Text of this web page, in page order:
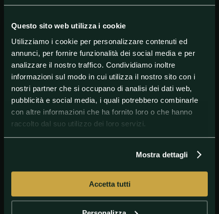
Questo sito web utilizza i cookie
Utilizziamo i cookie per personalizzare contenuti ed
annunci, per fornire funzionalità dei social media e per
analizzare il nostro traffico. Condividiamo inoltre
informazioni sul modo in cui utilizza il nostro sito con i
nostri partner che si occupano di analisi dei dati web,
pubblicità e social media, i quali potrebbero combinarle
con altre informazioni che ha fornito loro o che hanno
raccolto dal suo utilizzo dei loro servizi.
Mostra dettagli
Accetta tutti
la Moto3 così come le altre categorie ci saranno due
corse europee consecutive con quella diBarcellona
3 settembre e poi quella attesissima di Misano
settembre.
#AyumuSasaki
#CryptoDATAMotorradGrandPrixvonÖsterreich:Race
#DenizOncu
#Moto3